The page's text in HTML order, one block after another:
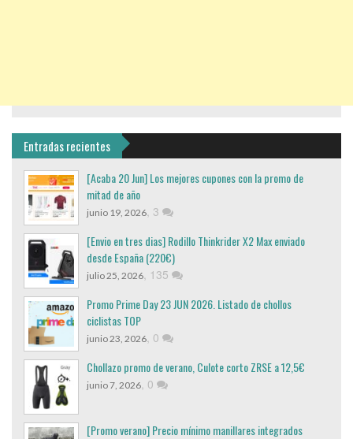
Entradas recientes
[Acaba 20 Jun] Los mejores cupones con la promo de
mitad de año
junio 19, 2026, 3
[Envio en tres dias] Rodillo Thinkrider X2 Max enviado
desde España (220€)
julio 25, 2026, 135
Promo Prime Day 23 JUN 2026. Listado de chollos
ciclistas TOP
junio 23, 2026, 0
Chollazo promo de verano, Culote corto ZRSE a 12,5€
junio 7, 2026, 0
[Promo verano] Precio mínimo manillares integrados